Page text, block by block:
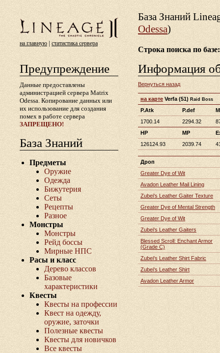
на главную | статистика сервера
База Знаний
Odessa)
Строка поиска по базе:
Предупреждение
Данные предоставлены
администрацией сервера Matrix
Odessa. Копирование данных или
их использование для создания
помех в работе сервера
ЗАПРЕЩЕНО!
База Знаний
Предметы
Оружие
Одежда
Бижутерия
Сеты
Рецепты
Разное
Монстры
Монстры
Рейд боссы
Мирные НПС
Расы и класс
Дерево классов
Базовые
характеристики
Квесты
Квесты на профессии
Квест на одежду,
оружие, заточки
Полезные квесты
Квесты для новичков
Все квесты
Информация
Вернуться назад
на карте Verfa (51) Raid Boss
P.Atk P.def
1700.14
2294.32
HP
MP
126124.93
2039.74
Дроп
Greater Dye of Wit
Avadon Leather Mail Lining
Zubei's Leather Gaiter Texture
Greater Dye of Mental Strength
Greater Dye of Wit
Zubei's Leather Gaiters
Blessed Scroll: Enchant Armor
(Grade C)
Zubei's Leather Shirt Fabric
Zubei's Leather Shirt
Avadon Leather Armor